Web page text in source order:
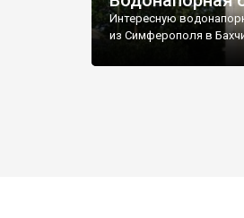
Интересную
из Симферополя в